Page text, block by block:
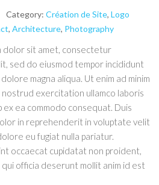
Category: Création de Site, Logo
, Architecture, Photography
dolor sit amet, consectetur
sed do eiusmod tempor incididunt
magna aliqua. Ut enim ad minim
nostrud exercitation ullamco laboris
ex ea commodo consequat. Duis
in reprehenderit in voluptate velit
eu fugiat nulla pariatur.
occaecat cupidatat non proident,
qui officia deserunt mollit anim id est